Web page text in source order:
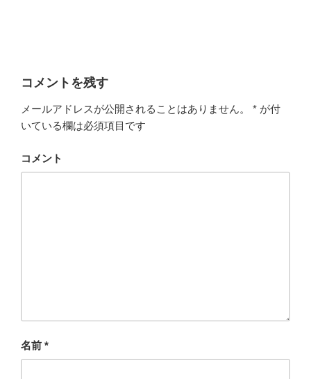
コメントを残す
メールアドレスが公開されることはありません。 * が付
いている欄は必須項目です
コメント
名前 *